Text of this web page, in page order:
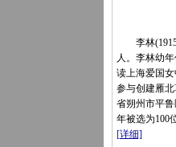
李林
人。李林幼
读上海爱国女
参与创建雁
省朔州市平
年被选为100
[详细]